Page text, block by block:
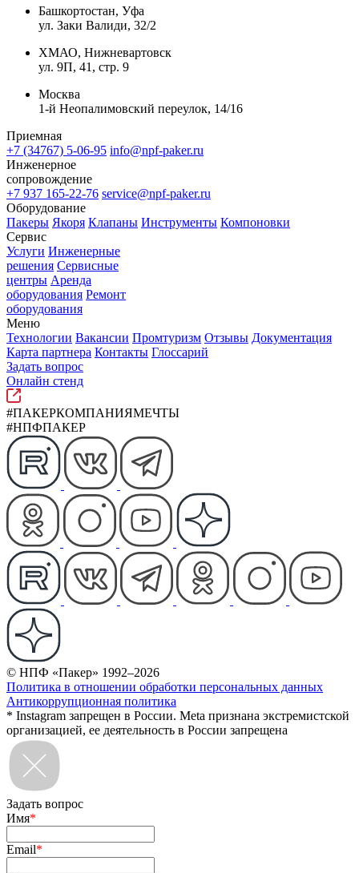
Башкортостан, Уфа
ул. Заки Валиди, 32/2
ХМАО, Нижневартовск
ул. 9П, 41, стр. 9
Москва
1-й Неопалимовский переулок, 14/16
Приемная
+7 (34767) 5-06-95 info@npf-paker.ru
Инженерное
сопровождение
+7 937 165-22-76 service@npf-paker.ru
Оборудование
Пакеры Якоря Клапаны Инструменты Компоновки
Сервис
Услуги Инженерные
решения Сервисные
центры Аренда
оборудования Ремонт
оборудования
Меню
Технологии Вакансии Промтуризм Отзывы Документация
Карта партнера Контакты Глоссарий
Задать вопрос
Онлайн стенд
#ПАКЕРКОМПАНИЯМЕЧТЫ
#НПФПАКЕР
© НПФ «Пакер» 1992–2026
Политика в отношении обработки персональных данных
Антикоррупционная политика
* Instagram запрещен в России. Meta признана экстремистской
организацией, ее деятельность в России запрещена
Задать вопрос
Имя*
Email*